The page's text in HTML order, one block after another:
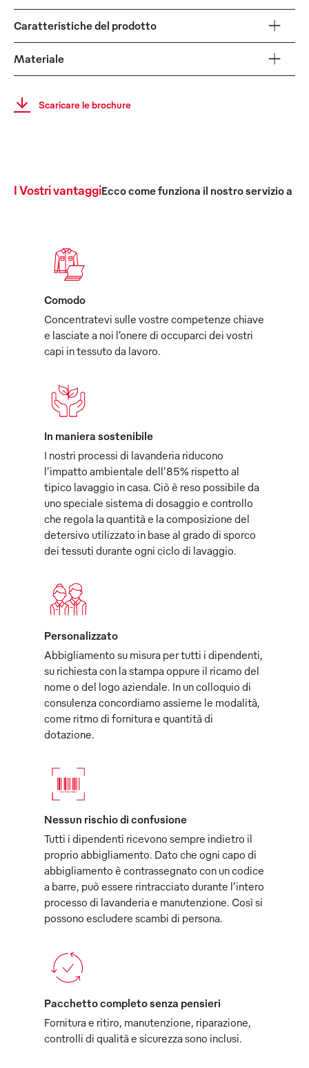
Caratteristiche del prodotto
Materiale
Scaricare le brochure
I Vostri vantaggiEcco come funziona il nostro servizio a
Comodo
Concentratevi sulle vostre competenze chiave
e lasciate a noi l’onere di occuparci dei vostri
capi in tessuto da lavoro.
In maniera sostenibile
I nostri processi di lavanderia riducono
l’impatto ambientale dell’85% rispetto al
tipico lavaggio in casa. Ciò è reso possibile da
uno speciale sistema di dosaggio e controllo
che regola la quantità e la composizione del
detersivo utilizzato in base al grado di sporco
dei tessuti durante ogni ciclo di lavaggio.
Personalizzato
Abbigliamento su misura per tutti i dipendenti,
su richiesta con la stampa oppure il ricamo del
nome o del logo aziendale. In un colloquio di
consulenza concordiamo assieme le modalità,
come ritmo di fornitura e quantità di
dotazione.
Nessun rischio di confusione
Tutti i dipendenti ricevono sempre indietro il
proprio abbigliamento. Dato che ogni capo di
abbigliamento è contrassegnato con un codice
a barre, può essere rintracciato durante l’intero
processo di lavanderia e manutenzione. Così si
possono escludere scambi di persona.
Pacchetto completo senza pensieri
Fornitura e ritiro, manutenzione, riparazione,
controlli di qualità e sicurezza sono inclusi.